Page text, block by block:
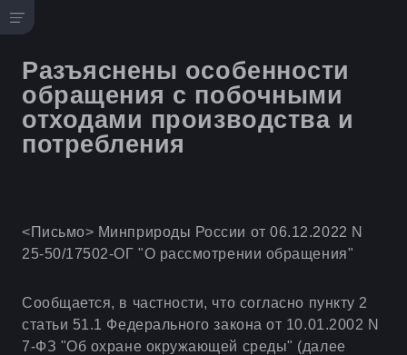
Разъяснены особенности
обращения с побочными
отходами производства и
потребления
<Письмо> Минприроды России от 06.12.2022 N
25-50/17502-ОГ "О рассмотрении обращения"
Сообщается, в частности, что согласно пункту 2
статьи 51.1 Федерального закона от 10.01.2002 N
7-ФЗ "Об охране окружающей среды" (далее